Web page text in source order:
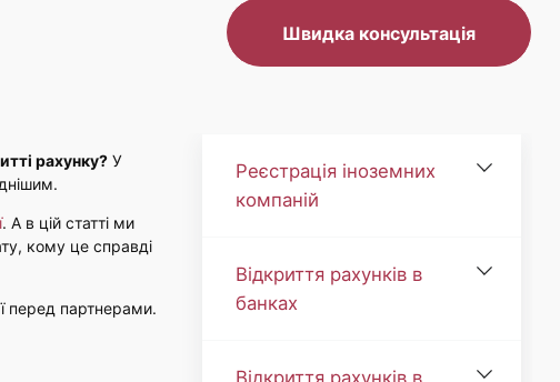
Швидка консультація
рахунку? У
. А в цій статті ми
кому це справді
перед партнерами.
Реєстрація іноземних
компаній
Відкриття рахунків в
банках
Відкриття рахунків в